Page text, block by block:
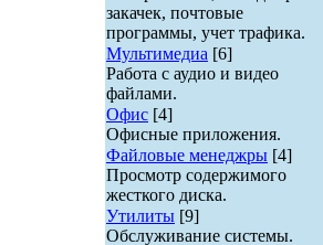
закачек, почтовые
программы, учет трафика.
Мультимедиа [6]
Работа с аудио и видео
файлами.
Офис [4]
Офисные приложения.
Файловые менеджры [4]
Просмотр содержимого
жесткого диска.
Утилиты [9]
Обслуживание системы.